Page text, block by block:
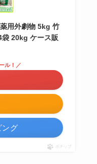
用外劇物 5kg 竹
20kg ケース販
ル！／
ング
ポチップ